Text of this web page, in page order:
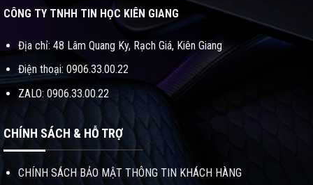
CÔNG TY TNHH TIN HỌC KIÊN GIANG
Địa chỉ: 48 Lâm Quang Ky, Rạch Giá, Kiên Giang
Điện thoại: 0906.33.00.22
ZALO: 0906.33.00.22
CHÍNH SÁCH & HỖ TRỢ
CHÍNH SÁCH BẢO MẬT THÔNG TIN KHÁCH HÀNG